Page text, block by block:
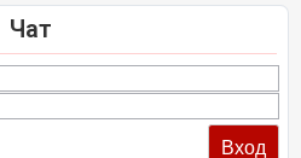
Чат